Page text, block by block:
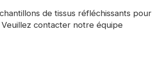
de tissus réfléchissants pour
contacter notre équipe